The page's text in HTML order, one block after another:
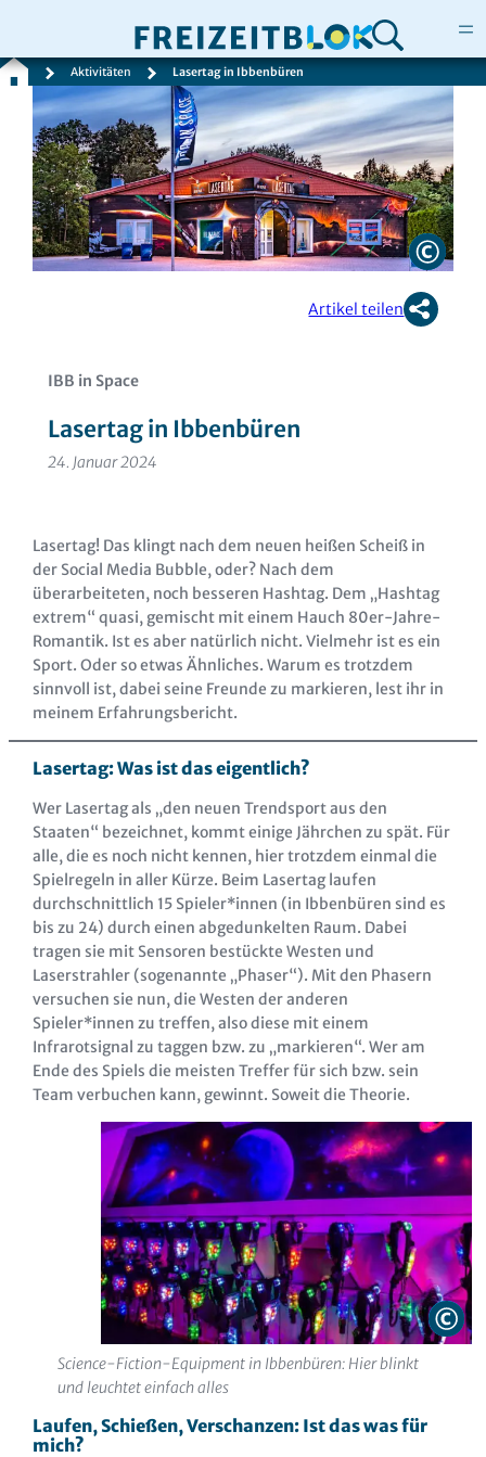
Zum
Inhalt
springen
Aktivitäten Lasertag in Ibbenbüren
IBB in Space
Lasertag in Ibbenbüren
24. Januar 2024
Artikel teilen
Lasertag! Das klingt nach dem neuen heißen Scheiß in
der Social Media Bubble, oder? Nach dem
überarbeiteten, noch besseren Hashtag. Dem „Hashtag
extrem“ quasi, gemischt mit einem Hauch 80er-Jahre-
Romantik. Ist es aber natürlich nicht. Vielmehr ist es ein
Sport. Oder so etwas Ähnliches. Warum es trotzdem
sinnvoll ist, dabei seine Freunde zu markieren, lest ihr in
meinem Erfahrungsbericht.
Lasertag: Was ist das eigentlich?
Wer Lasertag als „den neuen Trendsport aus den
Staaten“ bezeichnet, kommt einige Jährchen zu spät. Für
alle, die es noch nicht kennen, hier trotzdem einmal die
Spielregeln in aller Kürze. Beim Lasertag laufen
durchschnittlich 15 Spieler*innen (in Ibbenbüren sind es
bis zu 24) durch einen abgedunkelten Raum. Dabei
tragen sie mit Sensoren bestückte Westen und
Laserstrahler (sogenannte „Phaser“). Mit den Phasern
versuchen sie nun, die Westen der anderen
Spieler*innen zu treffen, also diese mit einem
Infrarotsignal zu taggen bzw. zu „markieren“. Wer am
Ende des Spiels die meisten Treffer für sich bzw. sein
Team verbuchen kann, gewinnt. Soweit die Theorie.
Science-Fiction-Equipment in Ibbenbüren: Hier blinkt
und leuchtet einfach alles
Laufen, Schießen, Verschanzen: Ist das was für
mich?